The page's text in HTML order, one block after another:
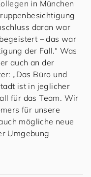
in München
daran war
– das war
der Fall.“ Was
auch an der
„Das Büro und
ist in jeglicher
für das Team. Wir
mers für unsere
mögliche neue
Umgebung